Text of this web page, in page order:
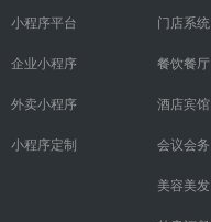
小程序平台
企业小程序
外卖小程序
小程序定制
门店系统
餐饮餐厅
酒店宾馆
会议会务
美容美发